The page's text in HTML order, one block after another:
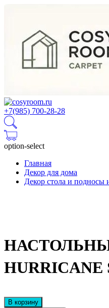
+7(985) 700-28-28
option-select
Главная
Декор для дома
Декор стола и подносы
HURRICANE
В корзину